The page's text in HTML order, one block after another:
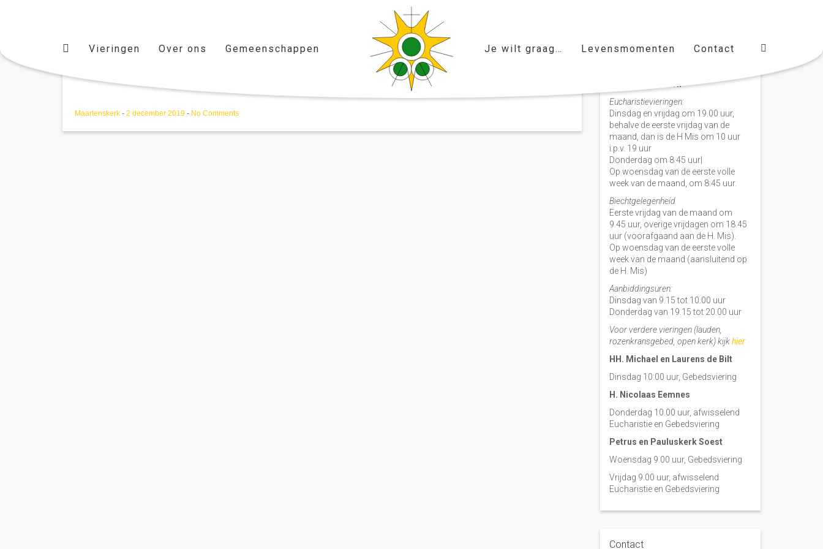
Vieringen Over ons Gemeenschappen Je wilt graag… Levensmomenten Contact
Maartenskerk - 2 december 2019 - No Comments
Vieringen door de week
H. Nicolaas Baarn
Eucharistievieringen:
Dinsdag en vrijdag om 19.00 uur,
behalve de eerste vrijdag van de
maand, dan is de H Mis om 10 uur
i.p.v. 19 uur
Donderdag om 8.45 uur|
Op woensdag van de eerste volle
week van de maand, om 8:45 uur.
Biechtgelegenheid
Eerste vrijdag van de maand om
9.45 uur, overige vrijdagen om 18.45
uur (voorafgaand aan de H. Mis).
Op woensdag van de eerste volle
week van de maand (aansluitend op
de H. Mis)
Aanbiddingsuren:
Dinsdag van 9.15 tot 10.00 uur
Donderdag van 19.15 tot 20.00 uur
Voor verdere vieringen (lauden,
rozenkransgebed, open kerk) kijkhier
HH. Michael en Laurens de Bilt
Dinsdag 10:00 uur, Gebedsviering
H. Nicolaas Eemnes
Donderdag 10.00 uur, afwisselend
Eucharistie en Gebedsviering
Petrus en Pauluskerk Soest
Woensdag 9.00 uur, Gebedsviering
Vrijdag 9.00 uur, afwisselend
Eucharistie en Gebedsviering
Contact